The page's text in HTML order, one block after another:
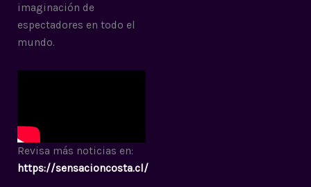
imaginación de
espectadores en todo el
mundo.
Revisa más noticias en:
https://sensacioncosta.cl/